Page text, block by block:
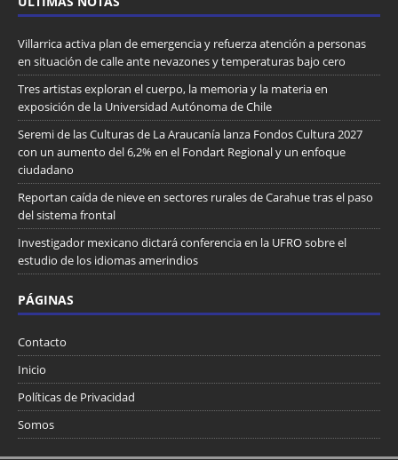
Villarrica activa plan de emergencia y refuerza atención a personas
en situación de calle ante nevazones y temperaturas bajo cero
Tres artistas exploran el cuerpo, la memoria y la materia en
exposición de la Universidad Autónoma de Chile
Seremi de las Culturas de La Araucanía lanza Fondos Cultura 2027
con un aumento del 6,2% en el Fondart Regional y un enfoque
ciudadano
Reportan caída de nieve en sectores rurales de Carahue tras el paso
del sistema frontal
Investigador mexicano dictará conferencia en la UFRO sobre el
estudio de los idiomas amerindios
PÁGINAS
Contacto
Inicio
Políticas de Privacidad
Somos